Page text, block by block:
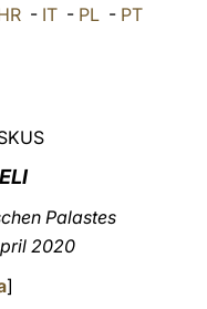
العربيّة - IT- PL- PT
Palastes
2020
]